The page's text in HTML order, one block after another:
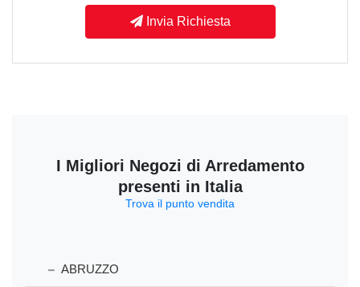
Invia Richiesta
I Migliori Negozi di Arredamento
presenti in Italia
Trova il punto vendita
ABRUZZO